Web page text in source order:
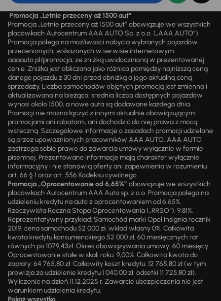
Promocja „Letnie przeceny aż 1500 aut”
Promocja „Letnie przeceny aż 1500 aut” obowiązuje we wszystkich
placówkach Autocentrum AAA AUTO Sp. z o.o. („AAA AUTO”).
Promocja polega na możliwości nabycia wybranych pojazdów
przecenionych, wskazanych w serwisie internetowym
aaaauto.pl/promocja, ze zniżką uwidocznioną w prezentowanej
cenie. Zniżka jest obliczana jako różnica pomiędzy najniższą ceną
danego pojazdu z 30 dni przed obniżką a jego aktualną ceną
sprzedaży. Liczba samochodów objętych promocją jest zmienna i
aktualizowana na bieżąco; średnia liczba dostępnych pojazdów
wynosi około 1500, a nowe auta są dodawane każdego dnia.
Promocji nie można łączyć z innymi aktualnie obowiązującymi
promocjami ani rabatami, ani dochodzić do niej prawa z mocą
wsteczną. Szczegółowe informacje o zasadach promocji udzielane
są przez upoważnionych pracowników AAA AUTO. AAA AUTO
zastrzega sobie prawo do zawarcia umowy wyłącznie w formie
pisemnej. Prezentowane informacje mają charakter wyłącznie
informacyjny i nie stanowią oferty ani zapewnienia w rozumieniu
art. 66 § 1 oraz art. 556 Kodeksu cywilnego.
Promocja „Oprocentowanie od 6,65%” obowiązuje we wszystkich
placówkach Autocentrum AAA Auto sp. z o.o. Promocja polega na
udzieleniu kredytu na auto z oprocentowaniem od 6,65%.
Rzeczywista Roczna Stopa Oprocentowania („RRSO“): 9,81%.
Reprezentatywny przykład: Samochód marki Opel Insignia rocznik
2019, cena samochodu 52 000 zł, wkład własny 0%. Całkowita
kwota kredytu konsumenckiego 52 000 zł, 60 miesięcznych rat
równych po 1079,43zł. Okres obowiązywania umowy: 60 miesięcy.
Oprocentowanie stałe w skali roku: 9,00%. Całkowita kwota do
zapłaty: 64 765,80 zł. Całkowity koszt kredytu: 12 765,80 zł (w tym
prowizja za udzielenie kredytu 1 040,00 zł, odsetki 11 725,80 zł).
Wyliczenie na dzień 11.12.2025 r. Zawarcie ubezpieczenia nie jest
warunkiem udzielenia kredytu.
Pokaż wszystko